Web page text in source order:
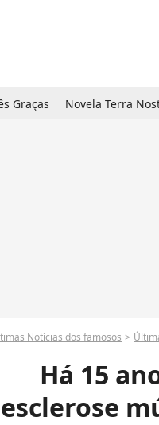
Graças Novela Terra
Notícias dos famosos
Há 15
esclerose